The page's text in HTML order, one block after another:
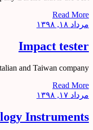
Read More
مرداد ۱۸, ۱۳۹۸
Impact tester
and Taiwan company
Read More
مرداد ۱۷, ۱۳۹۸
Instruments